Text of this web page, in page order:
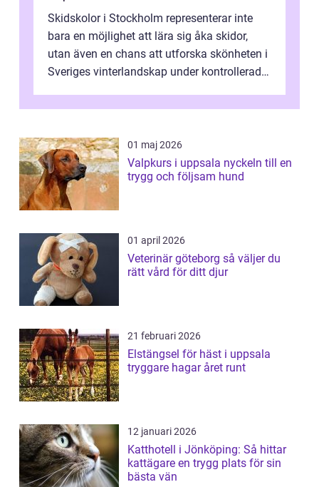
Skidskolor i Stockholm representerar inte
bara en möjlighet att lära sig åka skidor,
utan även en chans att utforska skönheten i
Sveriges vinterlandskap under kontrollerade
01 maj 2026
Valpkurs i uppsala nyckeln till en
trygg och följsam hund
01 april 2026
Veterinär göteborg så väljer du
rätt vård för ditt djur
21 februari 2026
Elstängsel för häst i uppsala
tryggare hagar året runt
12 januari 2026
Katthotell i Jönköping: Så hittar
kattägare en trygg plats för sin
bästa vän